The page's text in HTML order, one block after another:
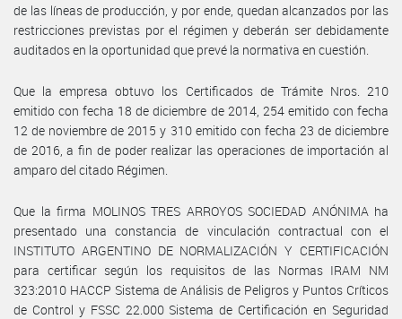
de las líneas de producción, y por ende, quedan alcanzados por las
restricciones previstas por el régimen y deberán ser debidamente
auditados en la oportunidad que prevé la normativa en cuestión.
Que la empresa obtuvo los Certificados de Trámite Nros. 210
emitido con fecha 18 de diciembre de 2014, 254 emitido con fecha
12 de noviembre de 2015 y 310 emitido con fecha 23 de diciembre
de 2016, a fin de poder realizar las operaciones de importación al
amparo del citado Régimen.
Que la firma MOLINOS TRES ARROYOS SOCIEDAD ANÓNIMA ha
presentado una constancia de vinculación contractual con el
INSTITUTO ARGENTINO DE NORMALIZACIÓN Y CERTIFICACIÓN
para certificar según los requisitos de las Normas IRAM NM
323:2010 HACCP Sistema de Análisis de Peligros y Puntos Críticos
de Control y FSSC 22.000 Sistema de Certificación en Seguridad